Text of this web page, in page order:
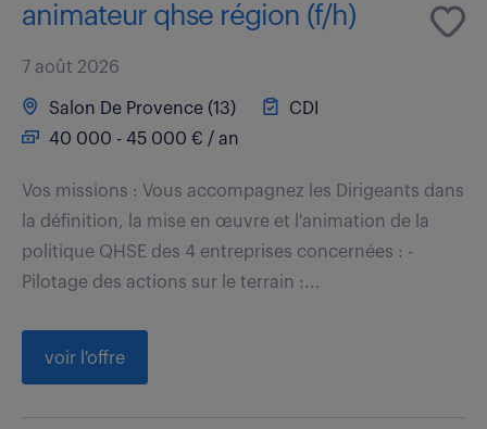
animateur qhse région (f/h)
7 août 2026
Salon De Provence (13)
CDI
40 000 - 45 000 € / an
Vos missions : Vous accompagnez les Dirigeants dans
la définition, la mise en œuvre et l'animation de la
politique QHSE des 4 entreprises concernées : -
Pilotage des actions sur le terrain :...
voir l'offre